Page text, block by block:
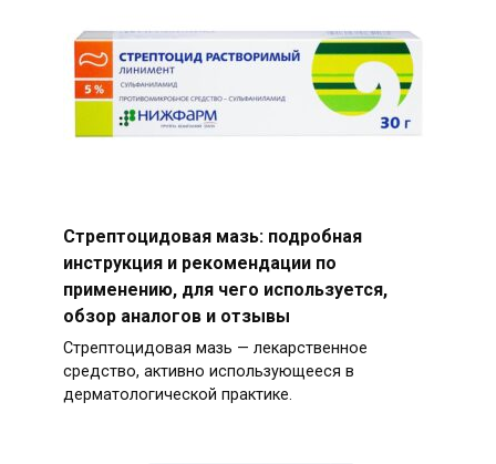
Стрептоцидовая мазь: подробная
инструкция и рекомендации по
применению, для чего используется,
обзор аналогов и отзывы
Стрептоцидовая мазь — лекарственное
средство, активно использующееся в
дерматологической практике.